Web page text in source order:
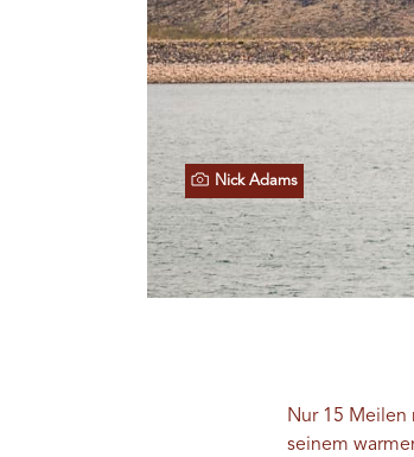
Nick Adams
Nur 15 Meilen
seinem